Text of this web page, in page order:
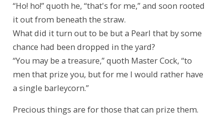
“Ho! ho!” quoth he, “that's for me,” and soon rooted
it out from beneath the straw.
What did it turn out to be but a Pearl that by some
chance had been dropped in the yard?
“You may be a treasure,” quoth Master Cock, “to
men that prize you, but for me I would rather have
a single barleycorn.”
Precious things are for those that can prize them.